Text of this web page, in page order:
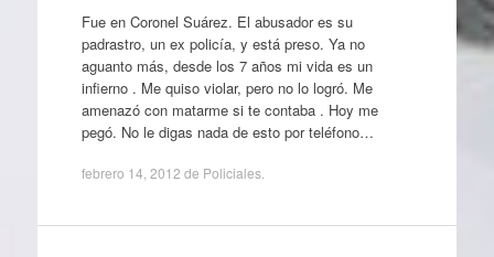
Fue en Coronel Suárez. El abusador es su
padrastro, un ex policía, y está preso. Ya no
aguanto más, desde los 7 años mi vida es un
infierno . Me quiso violar, pero no lo logró. Me
amenazó con matarme si te contaba . Hoy me
pegó. No le digas nada de esto por teléfono…
febrero 14, 2012 de Policiales.